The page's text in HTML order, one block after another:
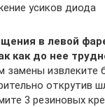
усиков диода
в левой
как до нее
замены извлеките
открутив
3 резиновых